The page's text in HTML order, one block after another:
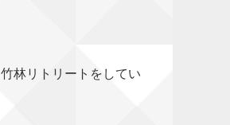
林リトリートをしてい